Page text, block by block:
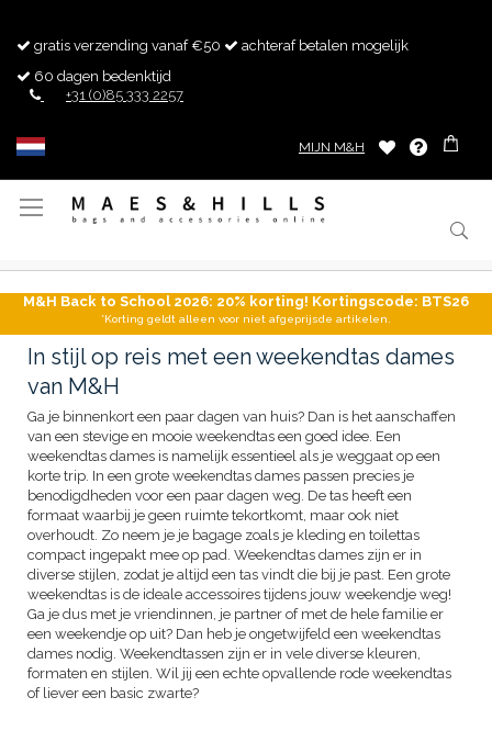
gratis verzending vanaf €50
achteraf betalen mogelijk
60 dagen bedenktijd
+31 (0)85 333 2257
MIJN M&H
Toggle
M&H Back to School 2026: 20% korting! Kortingscode: BTS26
*Korting geldt alleen voor niet afgeprijsde artikelen.
In stijl op reis met een weekendtas dames
van M&H
Ga je binnenkort een paar dagen van huis? Dan is het aanschaffen
van een stevige en mooie weekendtas een goed idee. Een
weekendtas dames is namelijk essentieel als je weggaat op een
korte trip. In een grote weekendtas dames passen precies je
benodigdheden voor een paar dagen weg. De tas heeft een
formaat waarbij je geen ruimte tekortkomt, maar ook niet
overhoudt. Zo neem je je bagage zoals je kleding en toilettas
compact ingepakt mee op pad. Weekendtas dames zijn er in
diverse stijlen, zodat je altijd een tas vindt die bij je past. Een grote
weekendtas is de ideale accessoires tijdens jouw weekendje weg!
Ga je dus met je vriendinnen, je partner of met de hele familie er
een weekendje op uit? Dan heb je ongetwijfeld een weekendtas
dames nodig. Weekendtassen zijn er in vele diverse kleuren,
formaten en stijlen. Wil jij een echte opvallende rode weekendtas
of liever een basic zwarte?